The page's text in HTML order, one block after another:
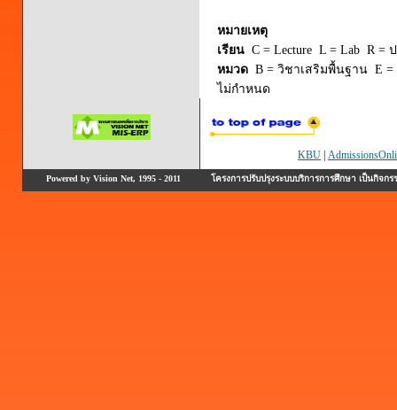
หมายเหตุ
เรียน C = Lecture L = Lab R =
หมวด B = วิชาเสริมพื้นฐาน E
ไม่กำหนด
KBU
Powered by Vision Net, 1995 - 2011 โครงการปรับปรุงระบบบริการการศึกษา เป็นกิ